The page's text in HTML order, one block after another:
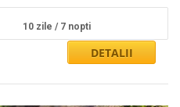
10 zile / 7 nopti